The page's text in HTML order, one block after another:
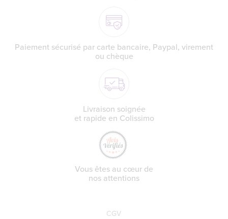
Paiement sécurisé par carte bancaire, Paypal, virement
ou chèque
Livraison soignée
et rapide en Colissimo
Vous êtes au cœur de
nos attentions
CGV